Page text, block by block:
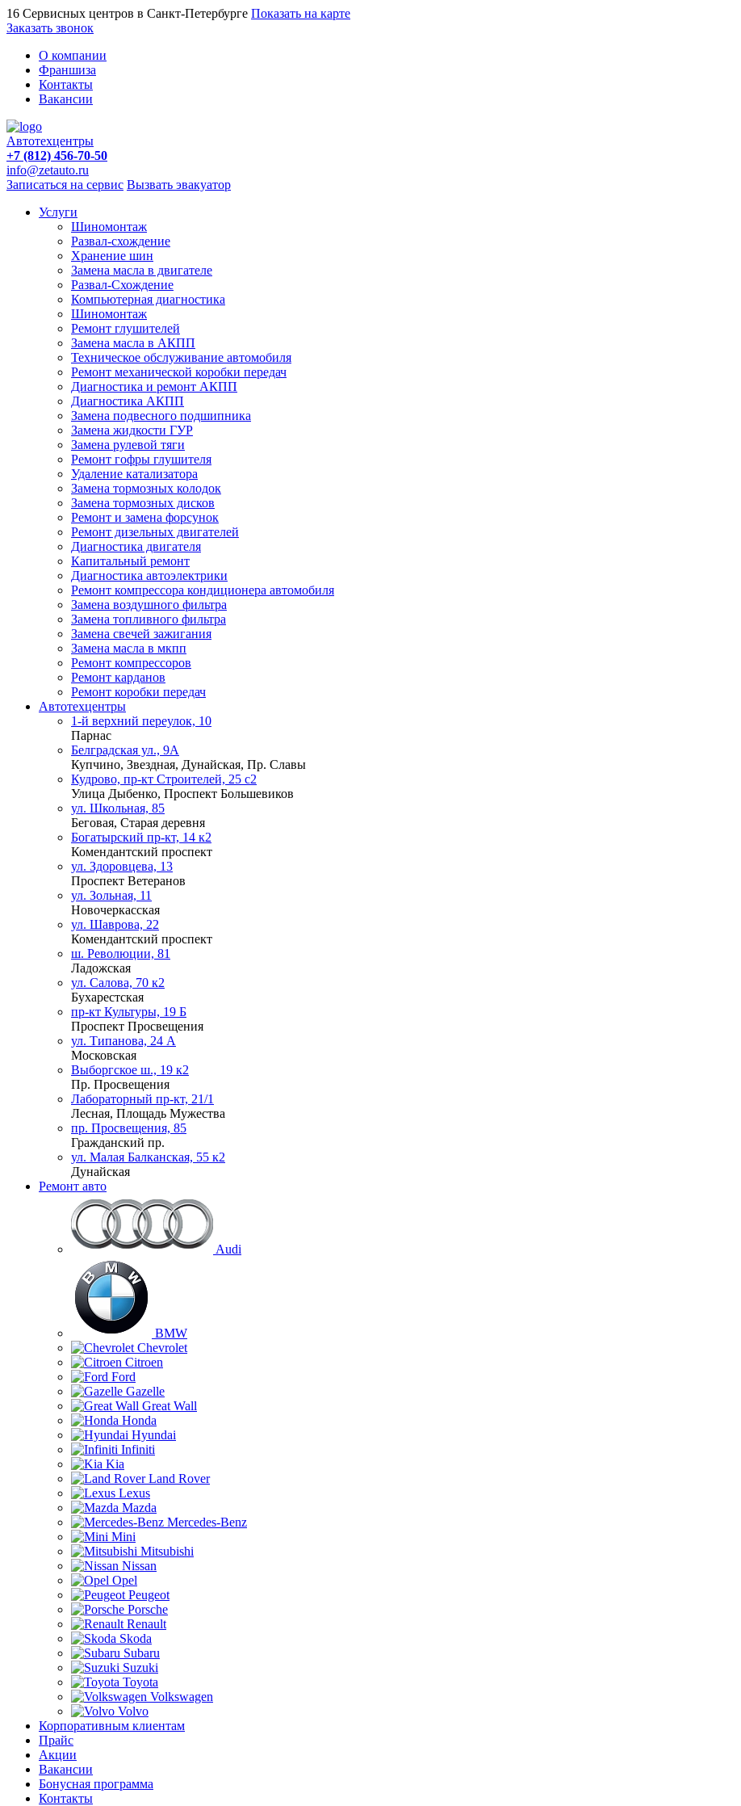
16 Сервисных центров в Санкт-Петербурге Показать на карте
Заказать звонок
О компании
Франшиза
Контакты
Вакансии
Автотехцентры
+7 (812) 456-70-50
info@zetauto.ru
Записаться на сервис Вызвать эвакуатор
Услуги
Шиномонтаж
Развал-схождение
Хранение шин
Замена масла в двигателе
Развал-Схождение
Компьютерная диагностика
Шиномонтаж
Ремонт глушителей
Замена масла в АКПП
Техническое обслуживание автомобиля
Ремонт механической коробки передач
Диагностика и ремонт АКПП
Диагностика АКПП
Замена подвесного подшипника
Замена жидкости ГУР
Замена рулевой тяги
Ремонт гофры глушителя
Удаление катализатора
Замена тормозных колодок
Замена тормозных дисков
Ремонт и замена форсунок
Ремонт дизельных двигателей
Диагностика двигателя
Капитальный ремонт
Диагностика автоэлектрики
Ремонт компрессора кондиционера автомобиля
Замена воздушного фильтра
Замена топливного фильтра
Замена свечей зажигания
Замена масла в мкпп
Ремонт компрессоров
Ремонт карданов
Ремонт коробки передач
Автотехцентры
1-й верхний переулок, 10
Парнас
Белградская ул., 9А
Купчино, Звездная, Дунайская, Пр. Славы
Кудрово, пр-кт Строителей, 25 с2
Улица Дыбенко, Проспект Большевиков
ул. Школьная, 85
Беговая, Старая деревня
Богатырский пр-кт, 14 к2
Комендантский проспект
ул. Здоровцева, 13
Проспект Ветеранов
ул. Зольная, 11
Новочеркасская
ул. Шаврова, 22
Комендантский проспект
ш. Революции, 81
Ладожская
ул. Салова, 70 к2
Бухарестская
пр-кт Культуры, 19 Б
Проспект Просвещения
ул. Типанова, 24 А
Московская
Выборгское ш., 19 к2
Пр. Просвещения
Лабораторный пр-кт, 21/1
Лесная, Площадь Мужества
пр. Просвещения, 85
Гражданский пр.
ул. Малая Балканская, 55 к2
Дунайская
Ремонт авто
Audi
BMW
Chevrolet
Citroen
Ford
Gazelle
Great Wall
Honda
Hyundai
Infiniti
Kia
Land Rover
Lexus
Mazda
Mercedes-Benz
Mini
Mitsubishi
Nissan
Opel
Peugeot
Porsche
Renault
Skoda
Subaru
Suzuki
Toyota
Volkswagen
Volvo
Корпоративным клиентам
Прайс
Акции
Вакансии
Бонусная программа
Контакты